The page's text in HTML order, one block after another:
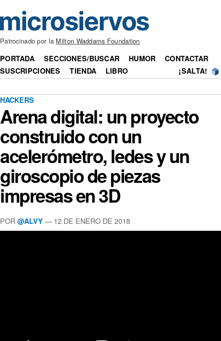
Patrocinado por la Milton Waddams Foundation
PORTADA SECCIONES/BUSCAR HUMOR
CONTACTAR
SUSCRIPCIONES
TIENDA LIBRO ¡SALTA!
HACKERS
Arena digital: un proyecto
construido con un
acelerómetro, ledes y un
giroscopio de piezas
impresas en 3D
POR @ALVY — 12 DE ENERO DE 2018